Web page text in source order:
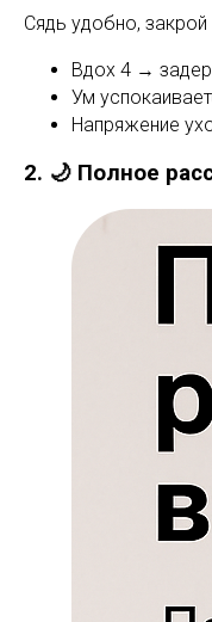
Сядь удобно,
Вдох 4 →
Ум
Напряжение
2. 🌙 Полное